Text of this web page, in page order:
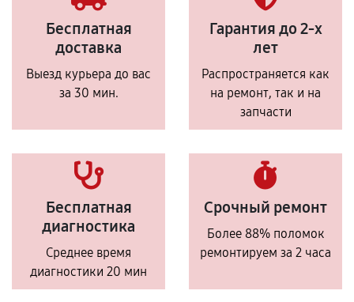
Бесплатная
доставка
Выезд курьера до вас
за 30 мин.
Гарантия до 2-х
лет
Распространяется как
на ремонт, так и на
запчасти
Бесплатная
диагностика
Среднее время
диагностики 20 мин
Срочный ремонт
Более 88% поломок
ремонтируем за 2 часа